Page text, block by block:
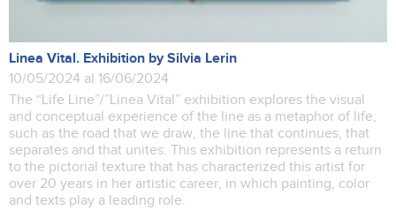
Linea Vital. Exhibition by Silvia Lerin
10/05/2024 al 16/06/2024
The “Life Line”/”Linea Vital” exhibition explores the visual
and conceptual experience of the line as a metaphor of life,
such as the road that we draw, the line that continues, that
separates and that unites. This exhibition represents a return
to the pictorial texture that has characterized this artist for
over 20 years in her artistic career, in which painting, color
and texts play a leading role.